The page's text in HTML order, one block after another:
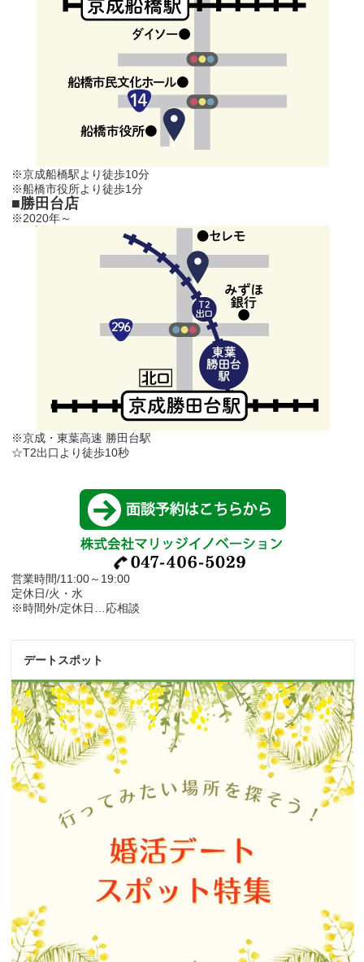
※京成船橋駅より徒歩10分
※船橋市役所より徒歩1分
■勝田台店
※2020年～
※京成・東葉高速 勝田台駅
☆T2出口より徒歩10秒
営業時間/11:00～19:00
定休日/火・水
※時間外/定休日…応相談
デートスポット